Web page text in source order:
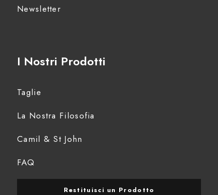
Newsletter
I Nostri Prodotti
Taglie
La Nostra Filosofia
Camil & St John
FAQ
Restituisci un Prodotto